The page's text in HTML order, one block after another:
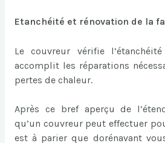
Etanchéité et rénovation de la
Le couvreur vérifie
accomplit les réparations
pertes de chaleur.
Après ce bref aperçu de
qu’un couvreur peut effectuer
est à parier que dorénavant